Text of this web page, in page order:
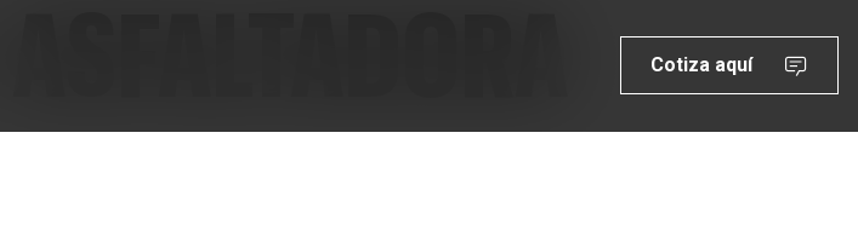
Cotiza aquí